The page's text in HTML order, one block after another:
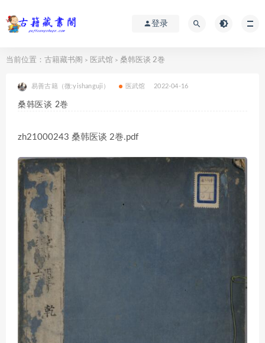
登录
当前位置： 古籍藏书阁 > 医武馆 > 桑韩医谈 2巻
易善古籍（微:yishanguji） 医武馆 2022-04-16
桑韩医谈 2巻
zh21000243 桑韩医谈 2巻.pdf